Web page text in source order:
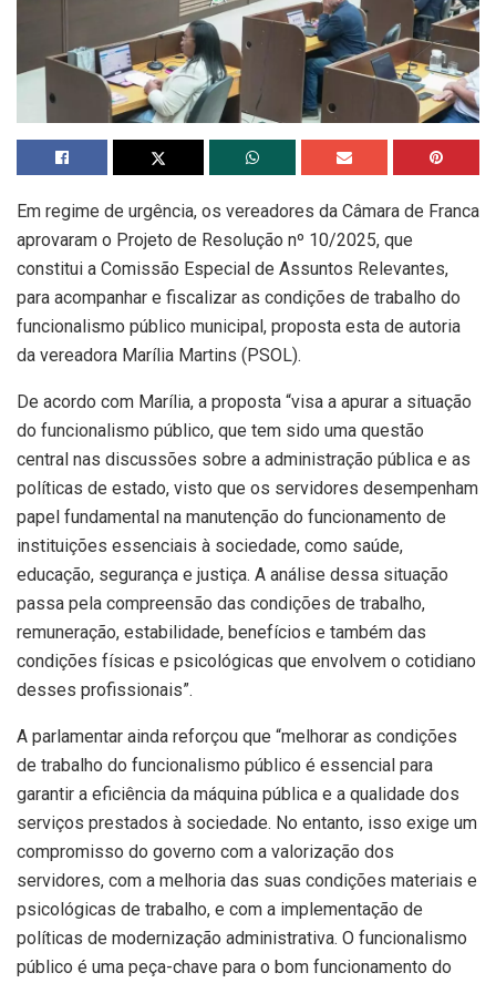
Em regime de urgência, os vereadores da Câmara de Franca
aprovaram o Projeto de Resolução nº 10/2025, que
constitui a Comissão Especial de Assuntos Relevantes,
para acompanhar e fiscalizar as condições de trabalho do
funcionalismo público municipal, proposta esta de autoria
da vereadora Marília Martins (PSOL).
De acordo com Marília, a proposta “visa a apurar a situação
do funcionalismo público, que tem sido uma questão
central nas discussões sobre a administração pública e as
políticas de estado, visto que os servidores desempenham
papel fundamental na manutenção do funcionamento de
instituições essenciais à sociedade, como saúde,
educação, segurança e justiça. A análise dessa situação
passa pela compreensão das condições de trabalho,
remuneração, estabilidade, benefícios e também das
condições físicas e psicológicas que envolvem o cotidiano
desses profissionais”.
A parlamentar ainda reforçou que “melhorar as condições
de trabalho do funcionalismo público é essencial para
garantir a eficiência da máquina pública e a qualidade dos
serviços prestados à sociedade. No entanto, isso exige um
compromisso do governo com a valorização dos
servidores, com a melhoria das suas condições materiais e
psicológicas de trabalho, e com a implementação de
políticas de modernização administrativa. O funcionalismo
público é uma peça-chave para o bom funcionamento do